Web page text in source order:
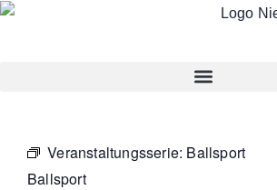
Veranstaltungsserie: Ballsport
Ballsport